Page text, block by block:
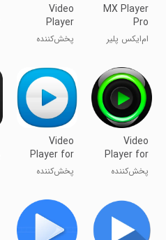
MX Player
Pro
ام‌ایکس پلیر
Video
Player
پخش‌کننده
Video
Player for
Android
پخش‌کننده
اندروید
Video
Player for
Android
پخش‌کننده
اندروید